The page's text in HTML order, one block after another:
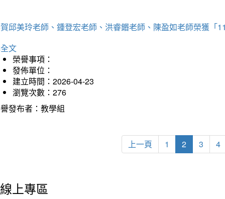
邱美玲老師、鍾登宏老師、洪睿鍲老師、陳盈如老師榮獲「
文
榮譽事項：
發佈單位：
建立時間：2026-04-23
瀏覽次數：276
發布者：教學組
上一頁 1 2 3 4
線上專區